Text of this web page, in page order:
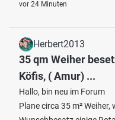
vor 24 Minuten
Herbert2013
35 qm Weiher
Köfis, ( Amur) ...
Hallo, bin neu im Forum
Plane circa 35 m²